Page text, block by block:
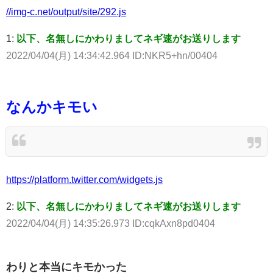
//img-c.net/output/site/292.js
1: 以下、名無しにかわりましてネギ速がお送りします
2022/04/04(月) 14:34:42.964 ID:NKR5+hn/00404
なんかキモい
https://platform.twitter.com/widgets.js
2: 以下、名無しにかわりましてネギ速がお送りします
2022/04/04(月) 14:35:26.973 ID:cqkAxn8pd0404
わりと本当にキモかった